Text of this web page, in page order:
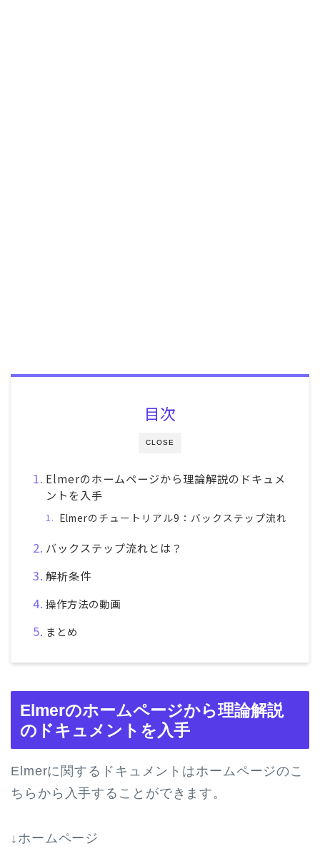
CLOSE
目次
Elmerのホームページから理論解説のドキュメ
ントを入手
Elmerのチュートリアル9：バックステップ流れ
バックステップ流れとは？
解析条件
操作方法の動画
まとめ
Elmerのホームページから理論解説
のドキュメントを入手
Elmerに関するドキュメントはホームページのこ
ちらから入手することができます。
↓ホームページ